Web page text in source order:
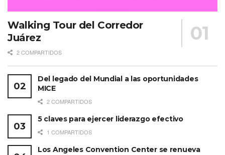
Walking Tour del Corredor
Juárez
2 COMPARTIDOS
Del legado del Mundial a las oportunidades
MICE
2 COMPARTIDOS
5 claves para ejercer liderazgo efectivo
1 COMPARTIDOS
Los Angeles Convention Center se renueva